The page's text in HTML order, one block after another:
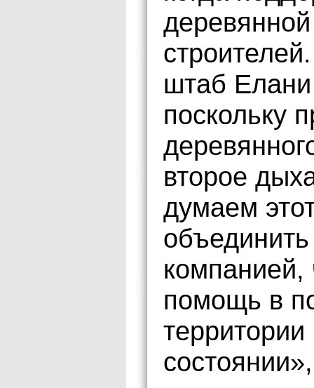
штаб
поскольку
второе
думаем
компанией,
помощь в